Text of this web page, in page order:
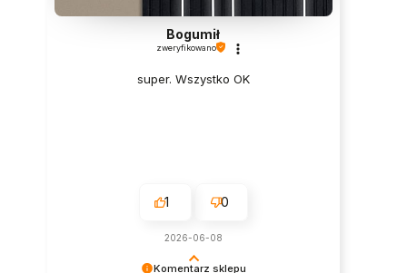
Komentarz sklepu
Bogumił
zweryfikowano
super. Wszystko OK
1 0
2026-06-08